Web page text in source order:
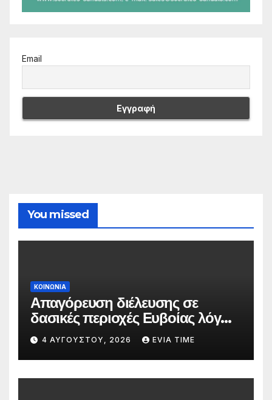
Email
You missed
ΚΟΙΝΩΝΙΑ
Απαγόρευση διέλευσης σε
δασικές περιοχές Ευβοίας λόγω
πολύ υψηλού κινδύνου
πυρκαγιάς
4 ΑΥΓΟΎΣΤΟΥ, 2026 EVIA TIME